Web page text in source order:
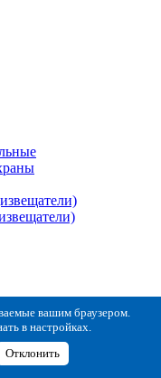
вашим браузером.
в настройках.
Отклонить